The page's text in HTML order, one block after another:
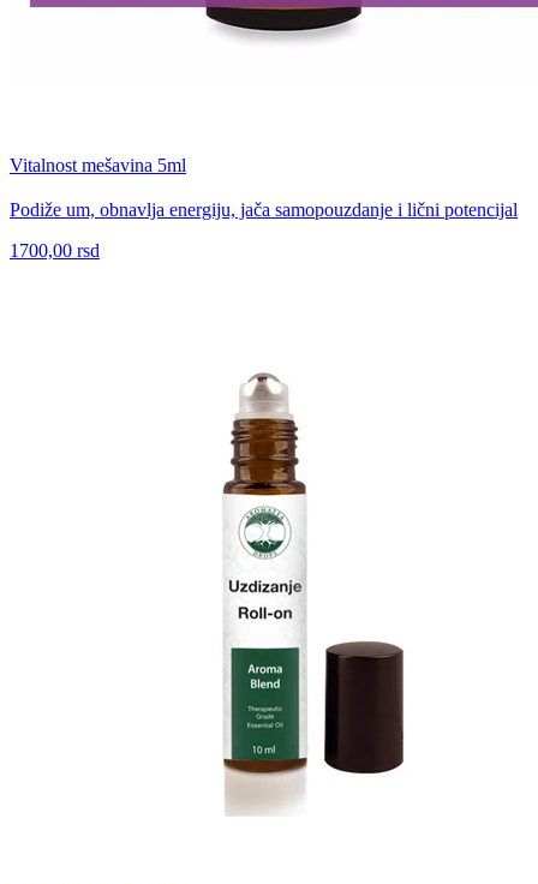
Vitalnost mešavina 5ml
Podiže um, obnavlja energiju, jača samopouzdanje i lični potencijal
1700,00 rsd